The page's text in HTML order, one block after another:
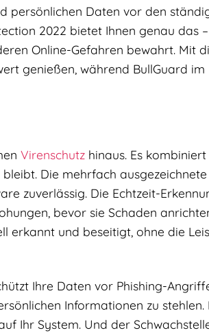
persönlichen Daten vor den
2022 bietet Ihnen genau das
Online-Gefahren bewahrt. Mit
genießen, während BullGuard
Virenschutzhinaus. Es
Die mehrfach
zuverlässig. Die Echtzeit-
bevor sie Schaden
und beseitigt, ohne die
Ihre Daten vor Phishing-
Informationen zu stehlen.
Ihr System. Und der